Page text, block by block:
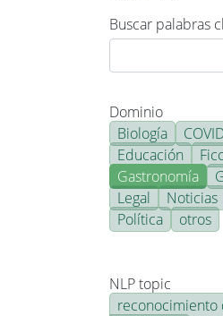
Buscar palabras
Dominio
Biología
Educación
Gastronomía
Legal
Noticias
Política
otros
NLP topic
reconocimiento